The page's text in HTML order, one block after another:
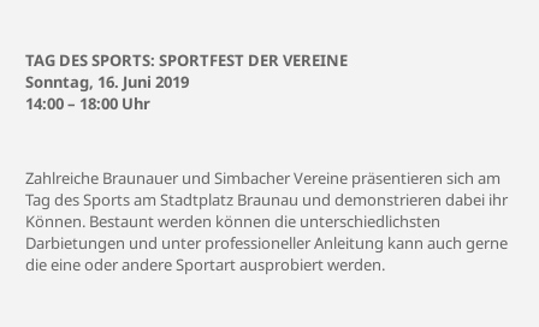
TAG DES SPORTS: SPORTFEST DER VEREINE
Sonntag, 16. Juni 2019
14:00 – 18:00 Uhr
Zahlreiche Braunauer und Simbacher Vereine präsentieren sich am
Tag des Sports am Stadtplatz Braunau und demonstrieren dabei ihr
Können. Bestaunt werden können die unterschiedlichsten
Darbietungen und unter professioneller Anleitung kann auch gerne
die eine oder andere Sportart ausprobiert werden.